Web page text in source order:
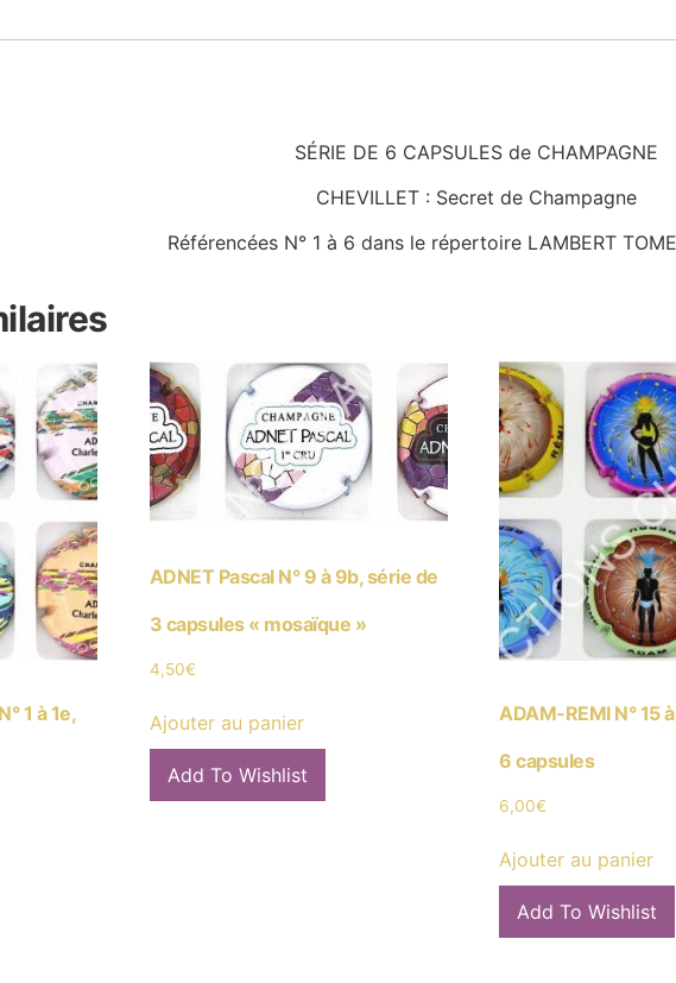
SÉRIE DE 6 CAPSULES de CHAMPAGNE
CHEVILLET : Secret de Champagne
Référencées N° 1 à 6 dans le répertoire LAMBERT
1 à 1e,
ADNET Pascal N° 9 à 9b, série de
3 capsules « mosaïque »
4,50€
Ajouter au panier
Add To Wishlist
ADAM-REMI N° 15
6 capsules
6,00€
Ajouter au panier
Add To Wishlist